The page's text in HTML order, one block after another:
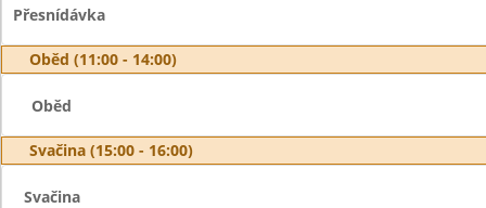
Přesnídávka
Oběd (11:00 - 14:00)
Oběd
Svačina (15:00 - 16:00)
Svačina